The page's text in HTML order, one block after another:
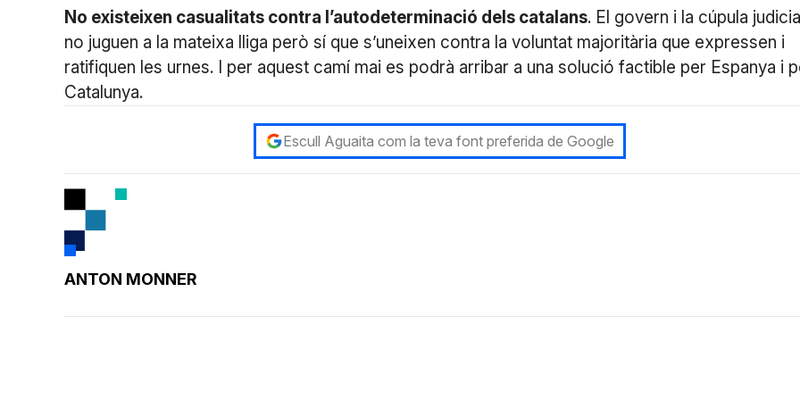
No existeixen casualitats contra l’autodeterminació dels catalans. El govern i la cúpula
no juguen a la mateixa lliga però sí que s’uneixen contra la voluntat majoritària que expressen i
ratifiquen les urnes. I per aquest camí mai es podrà arribar a una solució factible per Espanya i
Catalunya.
Escull Aguaita com la teva font preferida de Google
ANTON MONNER